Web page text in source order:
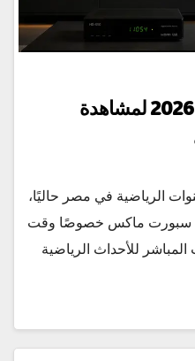
تردد أون سبورت ماكس 2026 لمشاهدة
الرياضية في مصر حاليًا،
سبورت ماكس خصوصًا وقت
للأحداث الرياضية